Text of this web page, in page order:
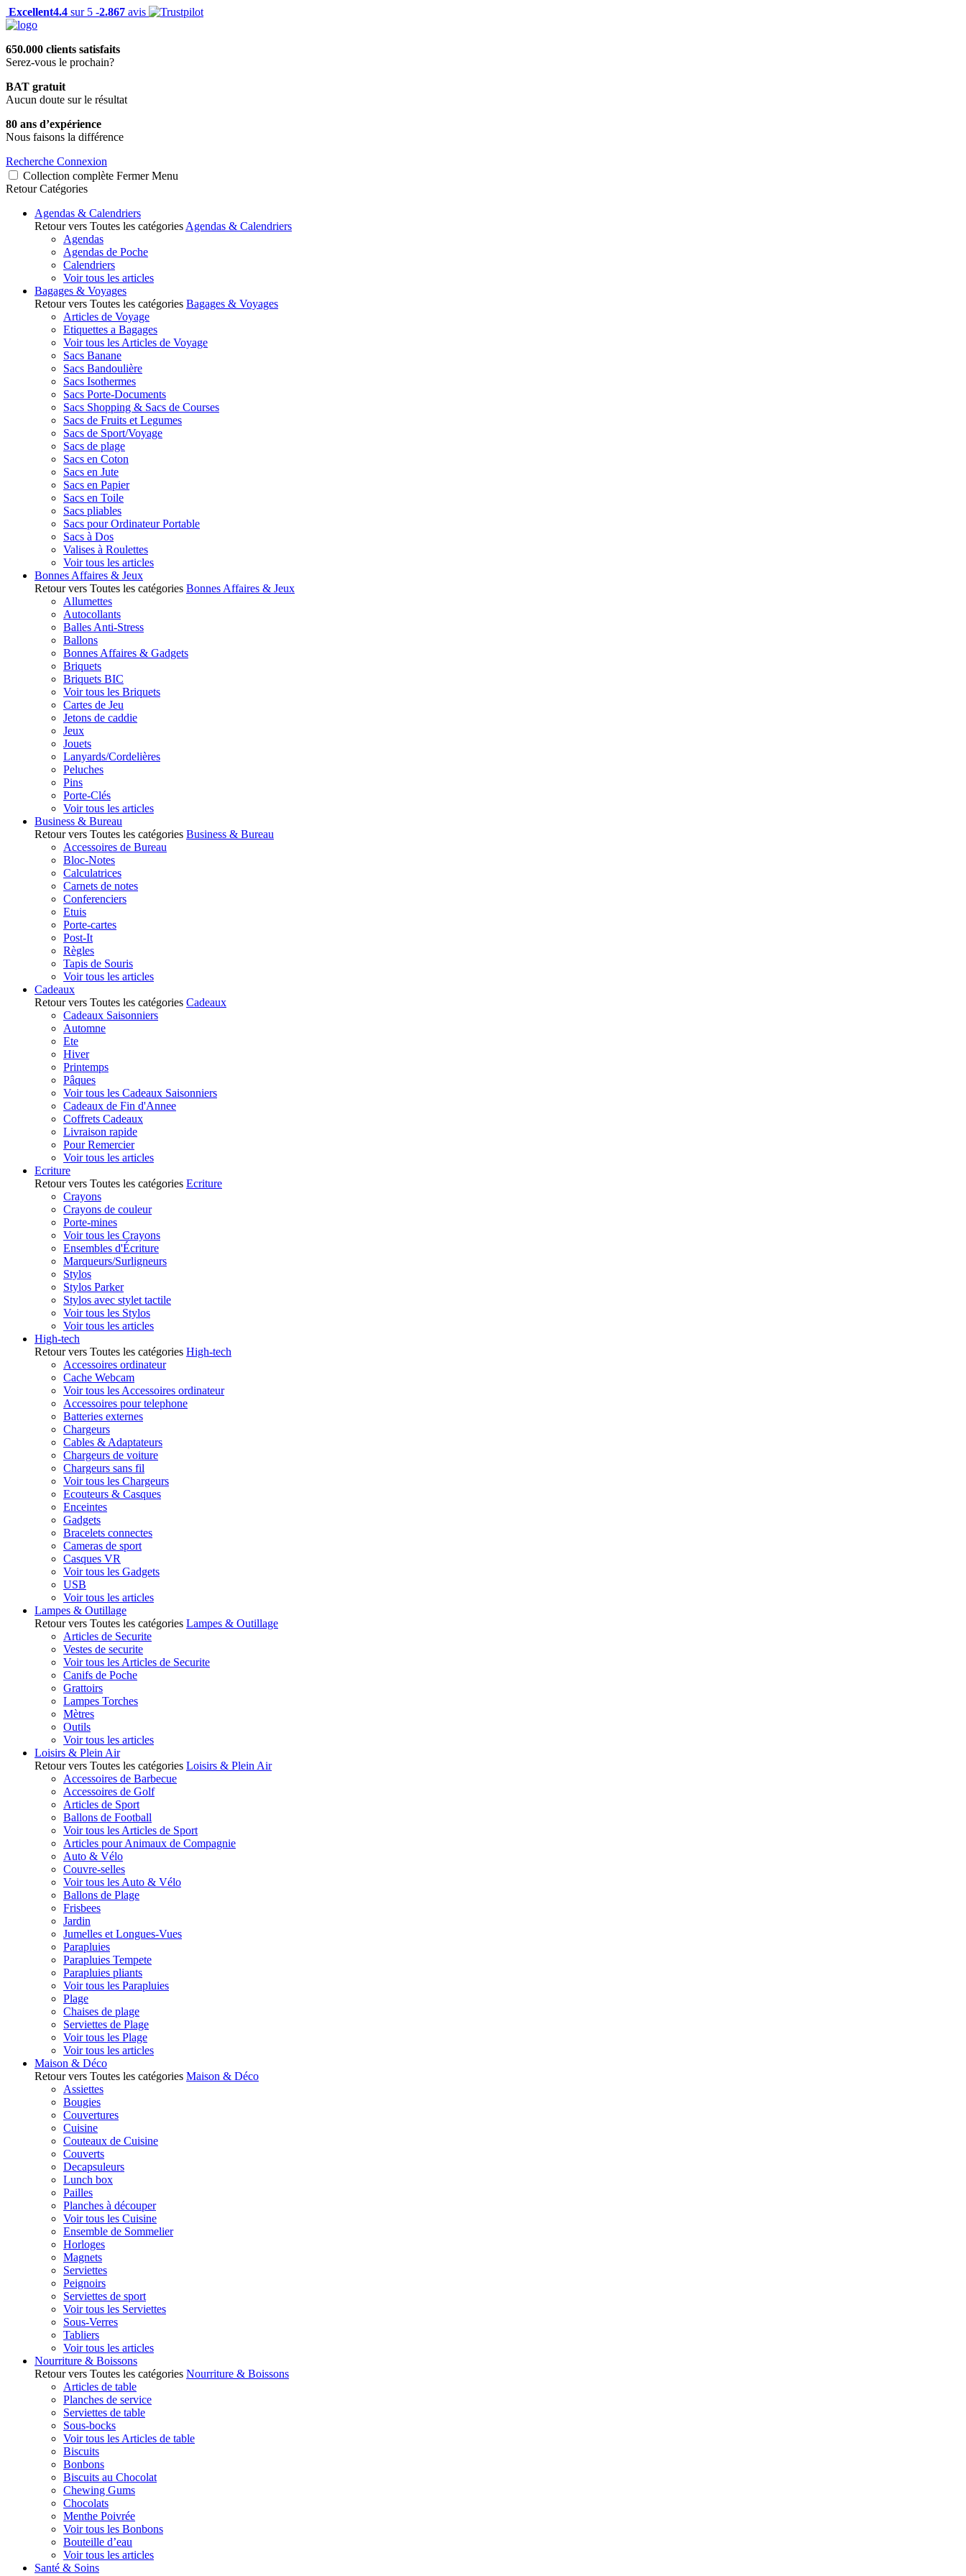
Excellent4.4 sur 5 -2.867 avis
650.000 clients satisfaits
Serez-vous le prochain?
BAT gratuit
Aucun doute sur le résultat
80 ans d’expérience
Nous faisons la différence
Recherche Connexion
Collection complète Fermer Menu
Retour Catégories
Agendas & Calendriers
Retour vers Toutes les catégories Agendas & Calendriers
Agendas
Agendas de Poche
Calendriers
Voir tous les articles
Bagages & Voyages
Retour vers Toutes les catégories Bagages & Voyages
Articles de Voyage
Etiquettes a Bagages
Voir tous les Articles de Voyage
Sacs Banane
Sacs Bandoulière
Sacs Isothermes
Sacs Porte-Documents
Sacs Shopping & Sacs de Courses
Sacs de Fruits et Legumes
Sacs de Sport/Voyage
Sacs de plage
Sacs en Coton
Sacs en Jute
Sacs en Papier
Sacs en Toile
Sacs pliables
Sacs pour Ordinateur Portable
Sacs à Dos
Valises à Roulettes
Voir tous les articles
Bonnes Affaires & Jeux
Retour vers Toutes les catégories Bonnes Affaires & Jeux
Allumettes
Autocollants
Balles Anti-Stress
Ballons
Bonnes Affaires & Gadgets
Briquets
Briquets BIC
Voir tous les Briquets
Cartes de Jeu
Jetons de caddie
Jeux
Jouets
Lanyards/Cordelières
Peluches
Pins
Porte-Clés
Voir tous les articles
Business & Bureau
Retour vers Toutes les catégories Business & Bureau
Accessoires de Bureau
Bloc-Notes
Calculatrices
Carnets de notes
Conferenciers
Etuis
Porte-cartes
Post-It
Règles
Tapis de Souris
Voir tous les articles
Cadeaux
Retour vers Toutes les catégories Cadeaux
Cadeaux Saisonniers
Automne
Ete
Hiver
Printemps
Pâques
Voir tous les Cadeaux Saisonniers
Cadeaux de Fin d'Annee
Coffrets Cadeaux
Livraison rapide
Pour Remercier
Voir tous les articles
Ecriture
Retour vers Toutes les catégories Ecriture
Crayons
Crayons de couleur
Porte-mines
Voir tous les Crayons
Ensembles d'Écriture
Marqueurs/Surligneurs
Stylos
Stylos Parker
Stylos avec stylet tactile
Voir tous les Stylos
Voir tous les articles
High-tech
Retour vers Toutes les catégories High-tech
Accessoires ordinateur
Cache Webcam
Voir tous les Accessoires ordinateur
Accessoires pour telephone
Batteries externes
Chargeurs
Cables & Adaptateurs
Chargeurs de voiture
Chargeurs sans fil
Voir tous les Chargeurs
Ecouteurs & Casques
Enceintes
Gadgets
Bracelets connectes
Cameras de sport
Casques VR
Voir tous les Gadgets
USB
Voir tous les articles
Lampes & Outillage
Retour vers Toutes les catégories Lampes & Outillage
Articles de Securite
Vestes de securite
Voir tous les Articles de Securite
Canifs de Poche
Grattoirs
Lampes Torches
Mètres
Outils
Voir tous les articles
Loisirs & Plein Air
Retour vers Toutes les catégories Loisirs & Plein Air
Accessoires de Barbecue
Accessoires de Golf
Articles de Sport
Ballons de Football
Voir tous les Articles de Sport
Articles pour Animaux de Compagnie
Auto & Vélo
Couvre-selles
Voir tous les Auto & Vélo
Ballons de Plage
Frisbees
Jardin
Jumelles et Longues-Vues
Parapluies
Parapluies Tempete
Parapluies pliants
Voir tous les Parapluies
Plage
Chaises de plage
Serviettes de Plage
Voir tous les Plage
Voir tous les articles
Maison & Déco
Retour vers Toutes les catégories Maison & Déco
Assiettes
Bougies
Couvertures
Cuisine
Couteaux de Cuisine
Couverts
Decapsuleurs
Lunch box
Pailles
Planches à découper
Voir tous les Cuisine
Ensemble de Sommelier
Horloges
Magnets
Serviettes
Peignoirs
Serviettes de sport
Voir tous les Serviettes
Sous-Verres
Tabliers
Voir tous les articles
Nourriture & Boissons
Retour vers Toutes les catégories Nourriture & Boissons
Articles de table
Planches de service
Serviettes de table
Sous-bocks
Voir tous les Articles de table
Biscuits
Bonbons
Biscuits au Chocolat
Chewing Gums
Chocolats
Menthe Poivrée
Voir tous les Bonbons
Bouteille d’eau
Voir tous les articles
Santé & Soins